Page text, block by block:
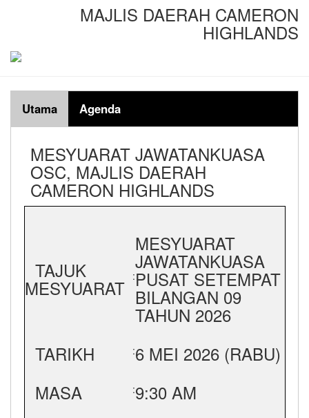
MAJLIS DAERAH CAMERON
HIGHLANDS
Utama Agenda
MESYUARAT JAWATANKUASA
OSC, MAJLIS DAERAH
CAMERON HIGHLANDS
TAJUK
MESYUARAT :
MESYUARAT
JAWATANKUASA
PUSAT SETEMPAT
BILANGAN 09
TAHUN 2026
TARIKH
:6 MEI 2026 (RABU)
MASA
:9:30 AM